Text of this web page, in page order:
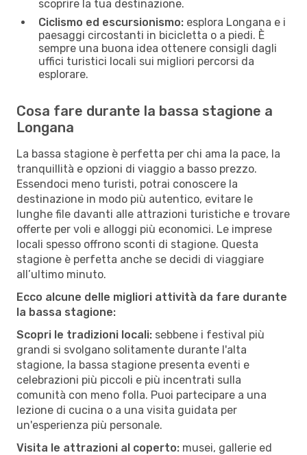
scoprire la tua destinazione.
Ciclismo ed escursionismo: esplora Longana e i
paesaggi circostanti in bicicletta o a piedi. È
sempre una buona idea ottenere consigli dagli
uffici turistici locali sui migliori percorsi da
esplorare.
Cosa fare durante la bassa stagione a
Longana
La bassa stagione è perfetta per chi ama la pace, la
tranquillità e opzioni di viaggio a basso prezzo.
Essendoci meno turisti, potrai conoscere la
destinazione in modo più autentico, evitare le
lunghe file davanti alle attrazioni turistiche e trovare
offerte per voli e alloggi più economici. Le imprese
locali spesso offrono sconti di stagione. Questa
stagione è perfetta anche se decidi di viaggiare
all’ultimo minuto.
Ecco alcune delle migliori attività da fare durante
la bassa stagione:
Scopri le tradizioni locali: sebbene i festival più
grandi si svolgano solitamente durante l'alta
stagione, la bassa stagione presenta eventi e
celebrazioni più piccoli e più incentrati sulla
comunità con meno folla. Puoi partecipare a una
lezione di cucina o a una visita guidata per
un'esperienza più personale.
Visita le attrazioni al coperto: musei, gallerie ed